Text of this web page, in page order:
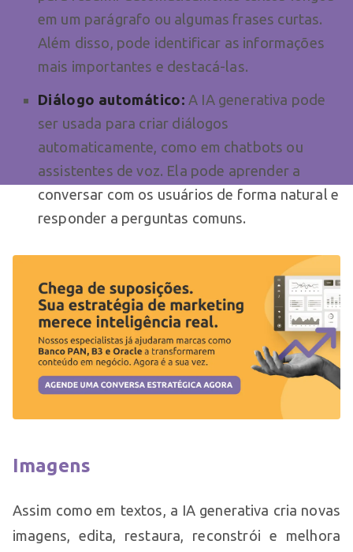
em um parágrafo ou algumas frases curtas.
Além disso, pode identificar as informações
mais importantes e destacá-las.
Diálogo automático: A IA generativa pode
ser usada para criar diálogos
automaticamente, como em chatbots ou
assistentes de voz. Ela pode aprender a
conversar com os usuários de forma natural e
responder a perguntas comuns.
Imagens
Assim como em textos, a IA generativa cria novas
imagens, edita, restaura, reconstrói e melhora